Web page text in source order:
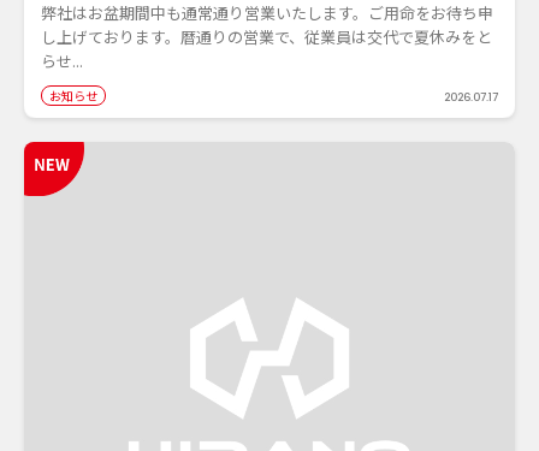
弊社はお盆期間中も通常通り営業いたします。ご用命をお待ち申
し上げております。暦通りの営業で、従業員は交代で夏休みをと
らせ...
お知らせ 2026.07.17